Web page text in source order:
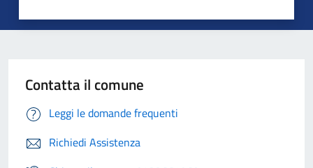
Contatta il comune
Leggi le domande frequenti
Richiedi Assistenza